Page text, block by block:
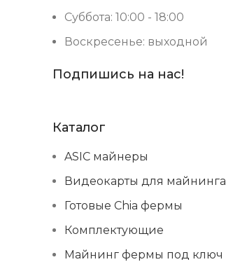
Суббота: 10:00 - 18:00
Воскресенье: выходной
Подпишись на нас!
Каталог
ASIC майнеры
Видеокарты для майнинга
Готовые Chia фермы
Комплектующие
Майнинг фермы под ключ